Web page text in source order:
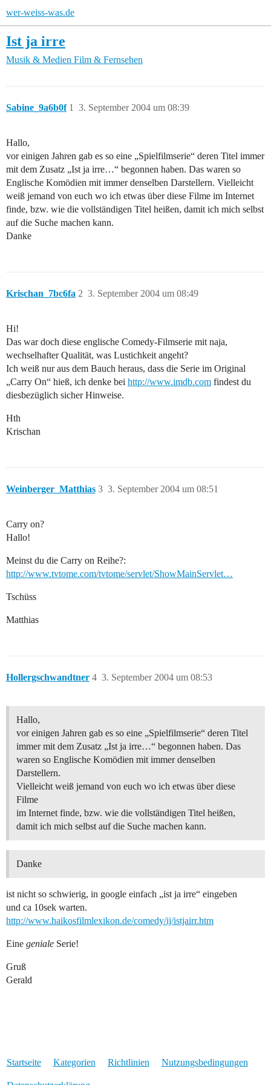
wer-weiss-was.de
Ist ja irre
Musik & Medien Film & Fernsehen
Sabine_9a6b0f 3. September 2004 um 08:39
1
Hallo,
vor einigen Jahren gab es so eine „Spielfilmserie“ deren Titel immer
mit dem Zusatz „Ist ja irre…“ begonnen haben. Das waren so
Englische Komödien mit immer denselben Darstellern. Vielleicht
weiß jemand von euch wo ich etwas über diese Filme im Internet
finde, bzw. wie die vollständigen Titel heißen, damit ich mich selbst
auf die Suche machen kann.
Danke
Krischan_7bc6fa 3. September 2004 um 08:49
2
Hi!
Das war doch diese englische Comedy-Filmserie mit naja,
wechselhafter Qualität, was Lustichkeit angeht?
Ich weiß nur aus dem Bauch heraus, dass die Serie im Original
„Carry On“ hieß, ich denke bei http://www.imdb.com findest du
diesbezüglich sicher Hinweise.
Hth
Krischan
Weinberger_Matthias 3. September 2004 um 08:51
3
Carry on?
Hallo!
Meinst du die Carry on Reihe?:
http://www.tvtome.com/tvtome/servlet/ShowMainServlet…
Tschüss
Matthias
Hollergschwandtner 3. September 2004 um 08:53
4
Hallo,
vor einigen Jahren gab es so eine „Spielfilmserie“ deren Titel
immer mit dem Zusatz „Ist ja irre…“ begonnen haben. Das
waren so Englische Komödien mit immer denselben
Darstellern.
Vielleicht weiß jemand von euch wo ich etwas über diese
Filme
im Internet finde, bzw. wie die vollständigen Titel heißen,
damit ich mich selbst auf die Suche machen kann.
Danke
ist nicht so schwierig, in google einfach „ist ja irre“ eingeben
und ca 10sek warten.
http://www.haikosfilmlexikon.de/comedy/ij/istjairr.htm
Eine geniale Serie!
Gruß
Gerald
Startseite Kategorien Richtlinien Nutzungsbedingungen